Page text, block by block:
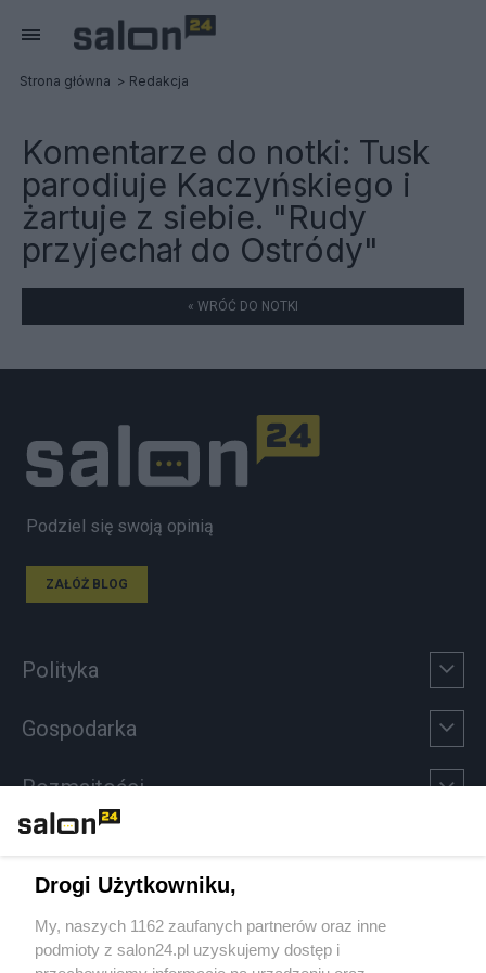
Strona główna Redakcja
Komentarze do notki: Tusk
parodiuje Kaczyńskiego i
żartuje z siebie. "Rudy
przyjechał do Ostródy"
« WRÓĆ DO NOTKI
Podziel się swoją opinią
ZAŁÓŻ BLOG
Polityka
Gospodarka
Rozmaitości
Sport
Społeczeństwo
Drogi Użytkowniku,
My, naszych 1162 zaufanych partnerów oraz inne
podmioty z salon24.pl uzyskujemy dostęp i